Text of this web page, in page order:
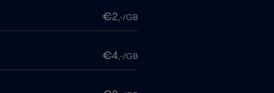
€2,-/GB
€4,-/GB